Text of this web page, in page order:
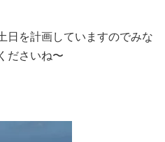
日を計画していますのでみな
ださいね〜